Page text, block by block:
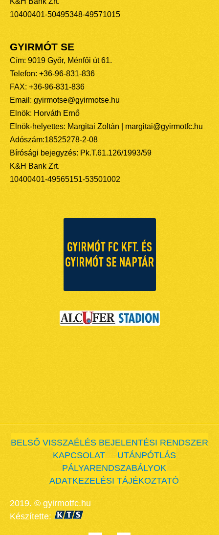
10400401-50495348-49571015
GYIRMÓT SE
Cím: 9019 Győr, Ménfői út 61.
Telefon: +36-96-831-836
FAX: +36-96-831-836
Email: gyirmotse@gyirmotse.hu
Elnök: Horváth Ernő
Elnök-helyettes: Margitai Zoltán | margitai@gyirmotfc.hu
Adószám:18525278-2-08
Bírósági bejegyzés: Pk.T.61.126/1993/59
K&H Bank Zrt.
10400401-49565151-53501002
BELSŐ VISSZAÉLÉS BEJELENTÉSI RENDSZER
KAPCSOLAT
UTÁNPÓTLÁS
PÁLYARENDSZABÁLYOK
ADATKEZELÉSI TÁJÉKOZTATÓ
2019. © gyirmotfc.hu
Készítette: